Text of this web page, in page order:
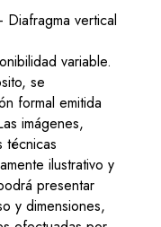
variable.
se
formal emitida
imágenes,
técnicas
ilustrativo y
presentar
y dimensiones,